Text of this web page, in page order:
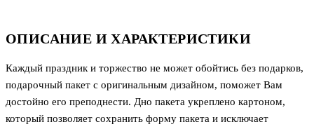
ОПИСАНИЕ И ХАРАКТЕРИСТИКИ
Каждый праздник и торжество не может обойтись без подарков,
подарочный пакет с оригинальным дизайном, поможет Вам
достойно его преподнести. Дно пакета укреплено картоном,
который позволяет сохранить форму пакета и исключает